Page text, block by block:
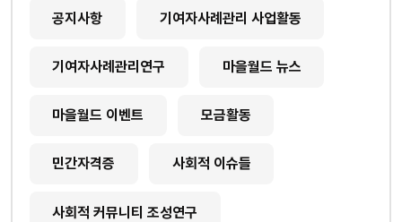
공지사항 기여자사례관리 사업활동
기여자사례관리연구 마을월드 뉴스
마을월드 이벤트 모금활동
민간자격증 사회적 이슈들
사회적 커뮤니티 조성연구